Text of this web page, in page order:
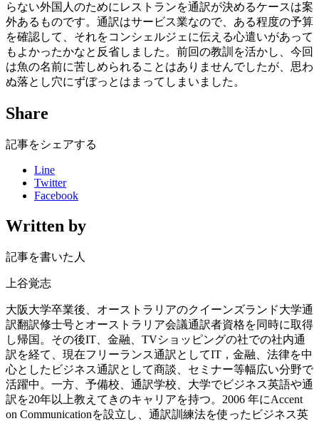
らない外国人のためにレストランを通訳が決めるケースは案
外あるものです。通訳はサービス業なので、ある程度の予算
を確認して、それをコンシェルジェに伝える心遣いがあって
もよかったかなと反省しました。前回の教訓を活かし、今回
は魚の名前に苦しめられることはありませんでしたが、思わ
ぬ落とし穴にずぼっとはまってしまいました。
Share
記事をシェアする
Line
Twitter
Facebook
Written by
記事を書いた人
上谷覚志
大阪大学卒業後、オーストラリアのクイーンズランド大学通
訳翻訳修士号とオーストラリア会議通訳者資格を同時に取得
し帰国。その後IT、金融、TVショッピングの社での社内通
訳を経て、現在フリーランス通訳としてIT，金融、法律を中
心としたビジネス通訳として商談、セミナー等幅広い分野で
活躍中。一方、予備校、通訳学校、大学でビジネス英語や通
訳を20年以上教えてきのキャリアを持つ。2006 年にAccent
on Communicationを設立し、通訳訓練法を使ったビジネス英